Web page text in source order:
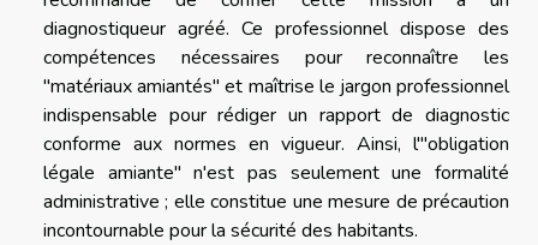
diagnostiqueur agréé. Ce professionnel dispose des
compétences nécessaires pour reconnaître les
"matériaux amiantés" et maîtrise le jargon professionnel
indispensable pour rédiger un rapport de diagnostic
conforme aux normes en vigueur. Ainsi, l'"obligation
légale amiante" n'est pas seulement une formalité
administrative ; elle constitue une mesure de précaution
incontournable pour la sécurité des habitants.